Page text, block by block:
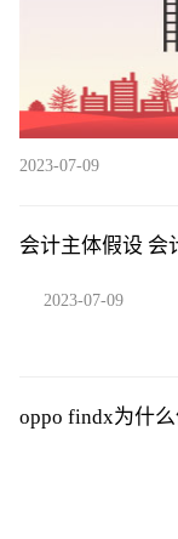
2023-07-09
会计主体假设 会
2023-07-09
oppo findx为什么